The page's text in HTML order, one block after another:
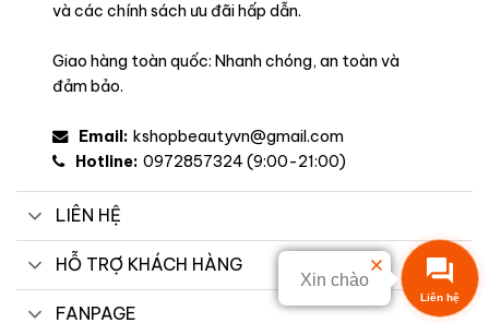
Liên hệ
Xin chào
và các chính sách ưu đãi hấp dẫn.
Giao hàng toàn quốc: Nhanh chóng, an toàn và
đảm bảo.
Email: kshopbeautyvn@gmail.com
Hotline: 0972857324 (9:00-21:00)
LIÊN HỆ
HỖ TRỢ KHÁCH HÀNG
FANPAGE